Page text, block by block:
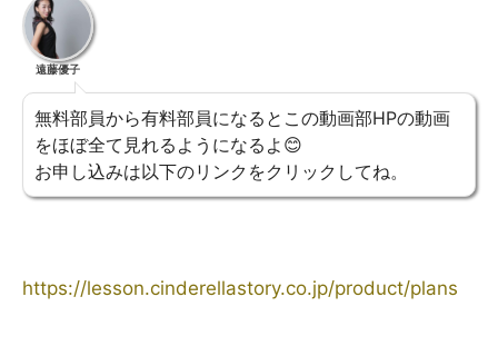
遠藤優子
無料部員から有料部員になるとこの動画部HPの動画
をほぼ全て見れるようになるよ😊
お申し込みは以下のリンクをクリックしてね。
https://lesson.cinderellastory.co.jp/product/plans